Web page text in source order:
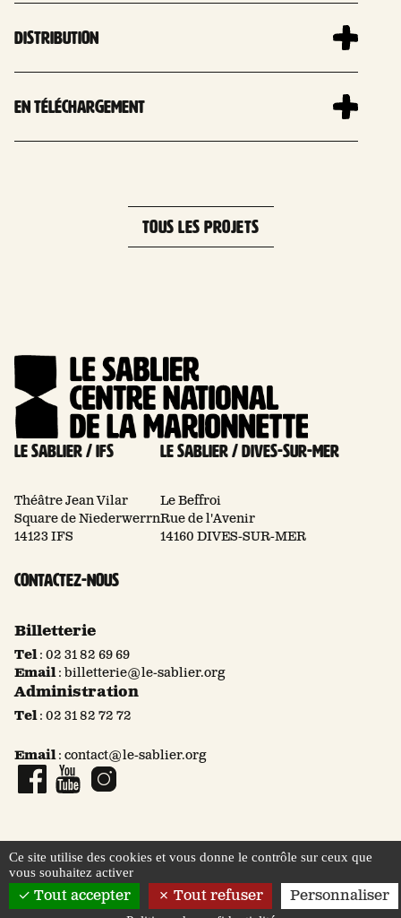
Distribution
En téléchargement
TOUS LES PROJETS
Le Sablier / Ifs
Théâtre Jean Vilar
Square de Niederwerrn
14123 IFS
Le Sablier / Dives-sur-mer
Le Beffroi
Rue de l'Avenir
14160 DIVES-SUR-MER
Contactez-nous
Billetterie
Tel: 02 31 82 69 69
Email:billetterie@le-sablier.org
Administration
Tel: 02 31 82 72 72
Email: contact@le-sablier.org
Mentions légales
Politique de confidentialité
Ce site utilise des cookies et vous donne le contrôle sur ceux que
vous souhaitez activer
Tout accepter Tout refuser Personnaliser